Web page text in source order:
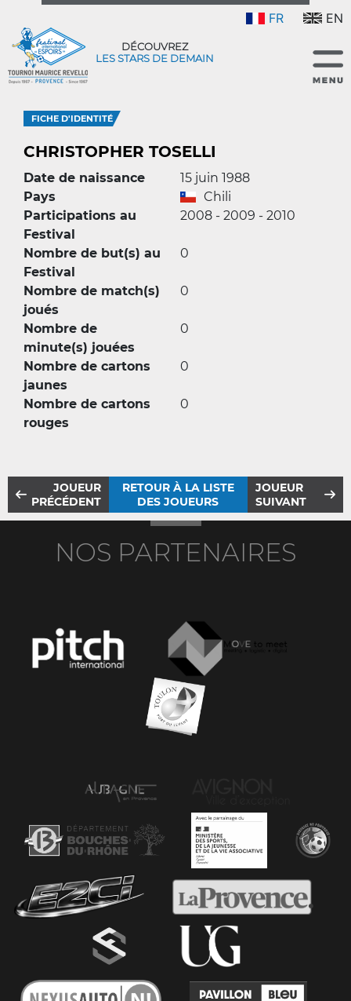
FR EN
DÉCOUVREZ
LES STARS DE DEMAIN
FICHE D'IDENTITÉ
CHRISTOPHER TOSELLI
Date de naissance
15 juin 1988
Pays
Chili
Participations au
Festival
2008 - 2009 - 2010
Nombre de but(s) au
Festival
0
Nombre de match(s)
joués
0
Nombre de
minute(s) jouées
0
Nombre de cartons
jaunes
0
Nombre de cartons
rouges
0
JOUEUR
PRÉCÉDENT
RETOUR À LA LISTE
DES JOUEURS
JOUEUR
SUIVANT
NOS PARTENAIRES